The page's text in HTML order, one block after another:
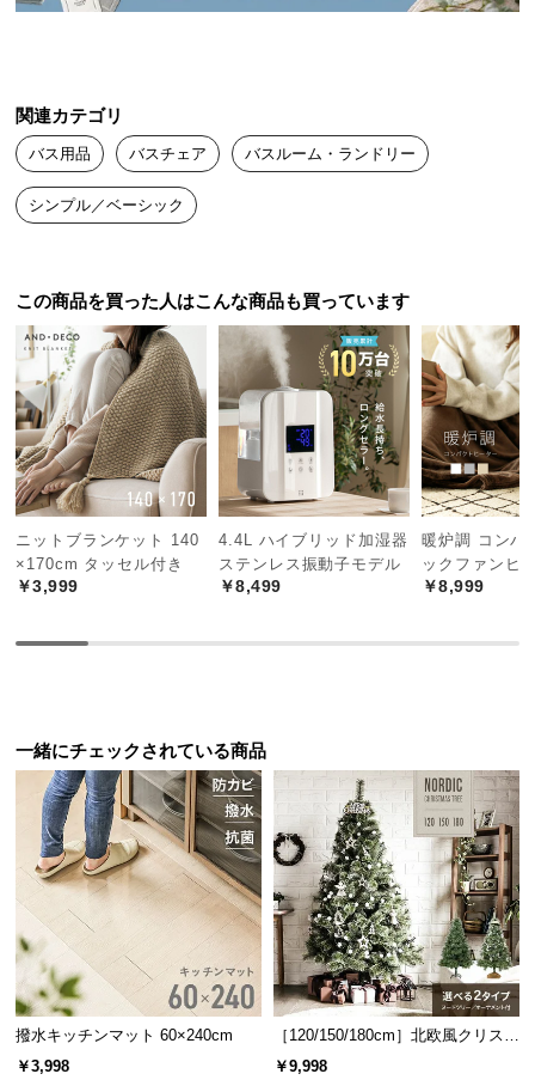
い
て
大
品
配
送
に
つ
い
て
中
型
商
に
つ
い
て
小
商
品
の
配
送
に
関連カテゴリ
バス用品 バスチェア バスルーム・ランドリー
シンプル／ベーシック
この商品を買った人はこんな商品も買っています
ニットブランケット 140
×170cm タッセル付き
￥3,999
4.4L ハイブリッド加湿器
ステンレス振動子モデル
￥8,499
暖炉調 コンパ
ックファンヒ
￥8,999
一緒にチェックされている商品
撥水キッチンマット 60×240cm
￥3,998
［120/150/180cm］北欧風クリスマ
スツリー オーナメントセット
￥9,998